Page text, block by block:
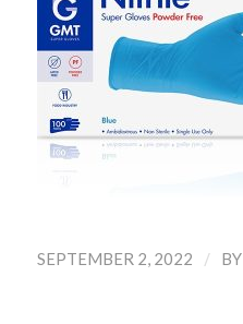
SEPTEMBER 2, 2022 / BY